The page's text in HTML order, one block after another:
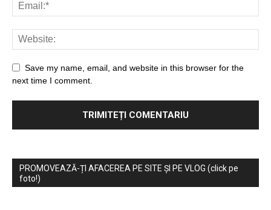
Save my name, email, and website in this browser for the
next time I comment.
PROMOVEAZĂ-ȚI AFACEREA PE SITE ȘI PE VLOG (click pe
foto!)